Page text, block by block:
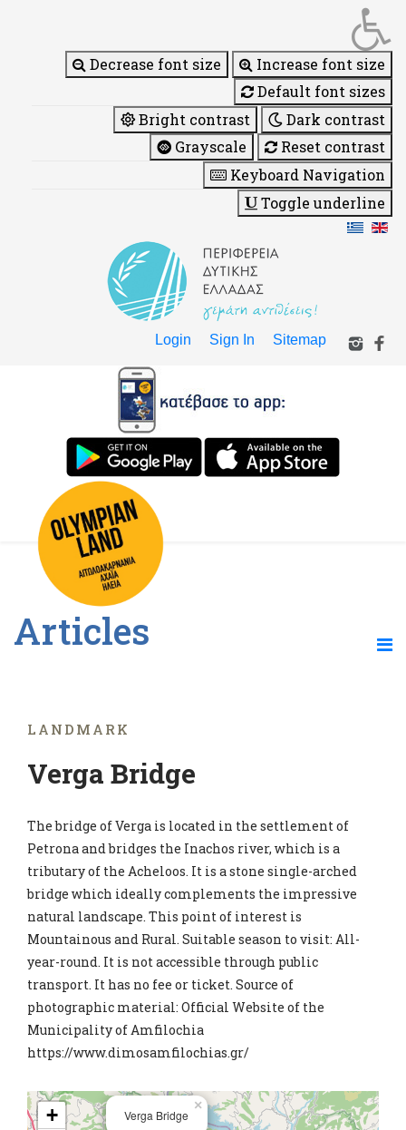
Decrease font size
Increase font size
Default font sizes
Bright contrast
Dark contrast
Grayscale
Reset contrast
Keyboard Navigation
Toggle underline
Login Sign In Sitemap
Articles
LANDMARK
Verga Bridge
The bridge of Verga is located in the settlement of
Petrona and bridges the Inachos river, which is a
tributary of the Acheloos. It is a stone single-arched
bridge which ideally complements the impressive
natural landscape. This point of interest is
Mountainous and Rural. Suitable season to visit: All-
year-round. It is not accessible through public
transport. It has no fee or ticket. Source of
photographic material: Official Website of the
Municipality of Amfilochia
https://www.dimosamfilochias.gr/
Verga Bridge
×
+